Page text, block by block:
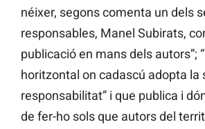
néixer, segons comenta un dels
responsables, Manel Subirats,
publicació en mans dels autors”;
horitzontal on cadascú adopta la
responsabilitat” i que publica i
de fer-ho sols que autors del